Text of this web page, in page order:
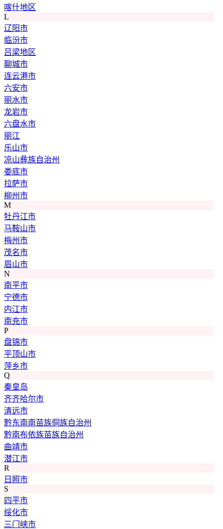
喀什地区
L
辽阳市
临汾市
吕梁地区
聊城市
连云港市
六安市
丽水市
龙岩市
六盘水市
丽江
乐山市
凉山彝族自治州
娄底市
拉萨市
柳州市
M
牡丹江市
马鞍山市
梅州市
茂名市
眉山市
N
南平市
宁德市
内江市
南充市
P
盘锦市
平顶山市
萍乡市
Q
秦皇岛
齐齐哈尔市
清远市
黔东南南苗族侗族自治州
黔南布依族苗族自治州
曲靖市
潜江市
R
日照市
S
四平市
绥化市
三门峡市